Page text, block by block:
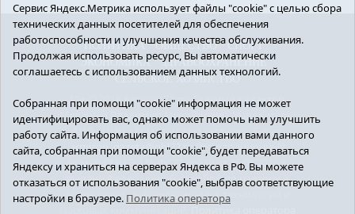
ПОЛИТИКА ОБЩЕСТВО
СПОРТ
ЭКОНОМИКА
ЗДРАВООХРАНЕНИЕ
СЕЛЬСКОЕ ХОЗЯЙСТВО
12+ © 2018 Armizon72.ру. Главный редактор:
Мелешко Владимир Михайлович. Учредитель:
АНО «ИИЦ «Армизонский вестник». E-mail:
armizon_gazeta@obl72.ruРегистрационный
номер СМИ ЭЛ № ФС77-66939 от 25.08.2016 г.
выдано Федеральной службой по надзору в
сфере связи, информационных технологий и
Сервис Яндекс.Метрика использует файлы "cookie" с целью сбора
технических данных посетителей для обеспечения
работоспособности и улучшения качества обслуживания.
Продолжая использовать ресурс, Вы автоматически
соглашаетесь с использованием данных технологий.
Собранная при помощи "cookie" информация не может
идентифицировать вас, однако может помочь нам улучшить
работу сайта. Информация об использовании вами данного
сайта, собранная при помощи "cookie", будет передаваться
Яндексу и храниться на серверах Яндекса в РФ. Вы можете
отказаться от использования "cookie", выбрав соответствующие
настройки в браузере. Политика оператора